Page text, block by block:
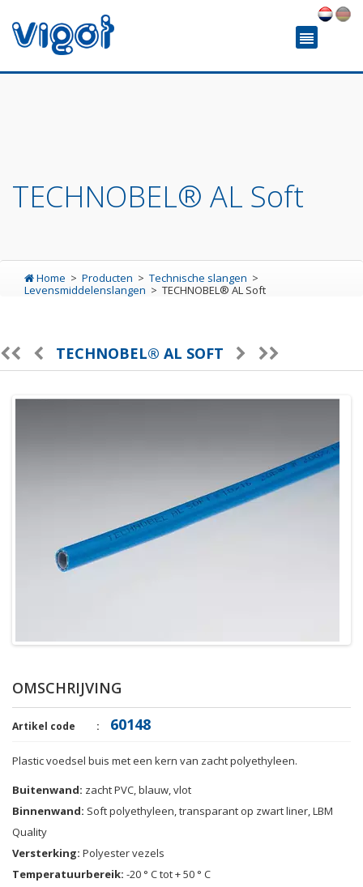
TECHNOBEL® AL Soft
Home Producten
Technische slangen
Levensmiddelenslangen
TECHNOBEL® AL Soft
TECHNOBEL® AL SOFT
OMSCHRIJVING
Artikel code 60148
Plastic voedsel buis meteen kern van zachtpolyethyleen.
Buitenwand: zacht PVC, blauw, vlot
Binnenwand: Softpolyethyleen,transparant op zwartliner,LBM
Quality
Versterking: Polyestervezels
Temperatuurbereik: -20 ° C tot+50 ° C